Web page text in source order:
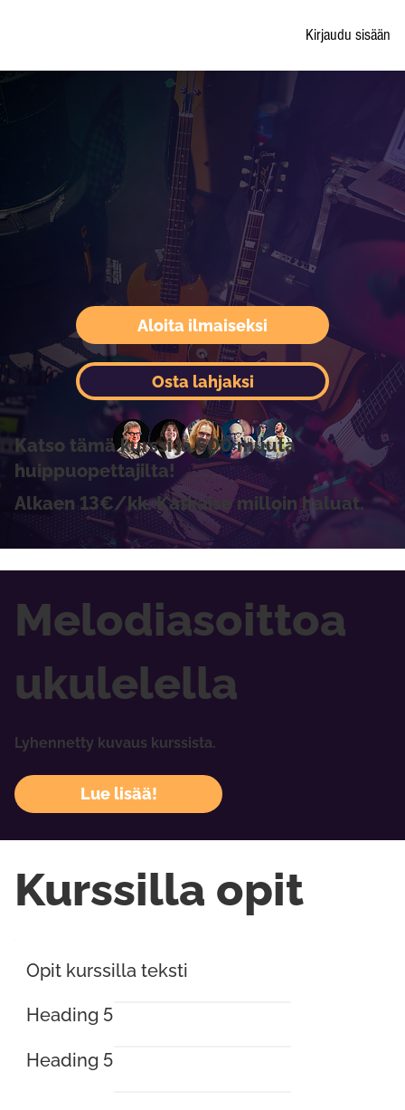
Kirjaudu sisään
Aloita ilmaiseksi
Katso tämä kurssi ja 600 muuta
huippuopettajilta!
Alkaen 13€/kk. Katkaise milloin haluat.
Osta lahjaksi
Melodiasoittoa
ukulelella
Lyhennetty kuvaus kurssista.
Lue lisää!
Kurssilla opit
Opit kurssilla teksti
Heading 5
Heading 5